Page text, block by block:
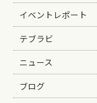
イベントレポート
テブラビ
ニュース
ブログ